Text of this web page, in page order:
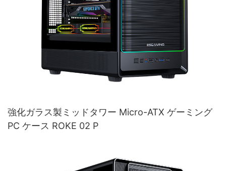
強化ガラス製ミッドタワー Micro-ATX ゲーミング
PC ケース ROKE 02 P